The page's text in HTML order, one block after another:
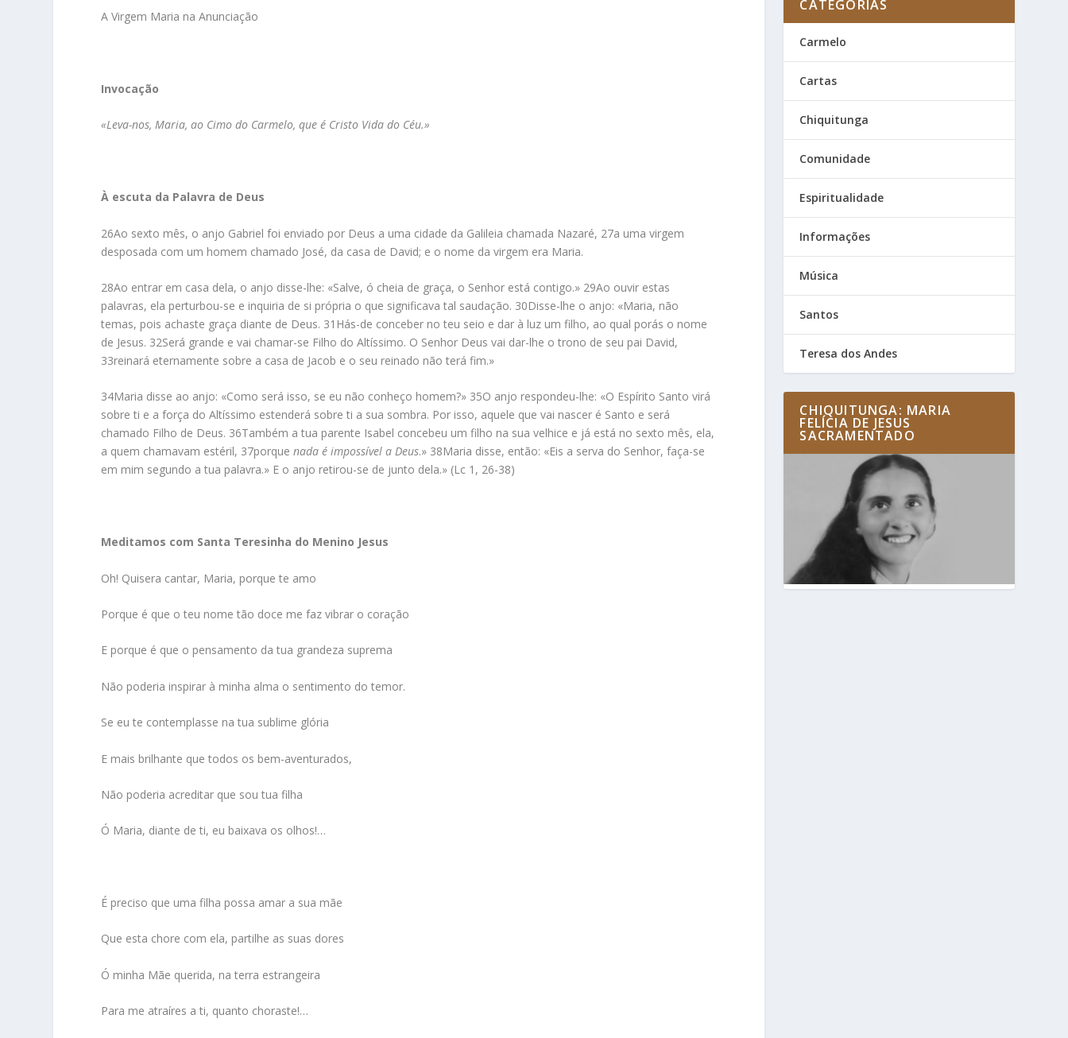
A Virgem Maria na Anunciação
Invocação
«Leva-nos, Maria, ao Cimo do Carmelo, que é Cristo Vida do Céu.»
À escuta da Palavra de Deus
26Ao sexto mês, o anjo Gabriel foi enviado por Deus a uma cidade da Galileia chamada Nazaré, 27a uma virgem
desposada com um homem chamado José, da casa de David; e o nome da virgem era Maria.
28Ao entrar em casa dela, o anjo disse-lhe: «Salve, ó cheia de graça, o Senhor está contigo.» 29Ao ouvir estas
palavras, ela perturbou-se e inquiria de si própria o que significava tal saudação. 30Disse-lhe o anjo: «Maria, não
temas, pois achaste graça diante de Deus. 31 Hás-de conceber no teu seio e dar à luz um filho, ao qual porás o nome
de Jesus. 32Será grande e vai chamar-se Filho do Altíssimo. O Senhor Deus vai dar-lhe o trono de seu pai David,
33reinará eternamente sobre a casa de Jacob e o seu reinado não terá fim.»
34Maria disse ao anjo: «Como será isso, se eu não conheço homem?» 35O anjo respondeu-lhe: «O Espírito Santo virá
sobre ti e a força do Altíssimo estenderá sobre ti a sua sombra. Por isso, aquele que vai nascer é Santo e será
chamado Filho de Deus. 36Também a tua parente Isabel concebeu um filho na sua velhice e já está no sexto mês, ela,
a quem chamavam estéril, 37porquenada é impossível a Deus.» 38Maria disse, então: «Eis a serva do Senhor, faça-se
em mim segundo a tua palavra.» E o anjo retirou-se de junto dela.» (Lc 1, 26-38)
Meditamos com Santa Teresinha do Menino Jesus
Oh! Quisera cantar, Maria, porque te amo
Porque é que o teu nome tão doce me faz vibrar o coração
E porque é que o pensamento da tua grandeza suprema
Não poderia inspirar à minha alma o sentimento do temor.
Se eu te contemplasse na tua sublime glória
E mais brilhante que todos os bem-aventurados,
Não poderia acreditar que sou tua filha
Ó Maria, diante de ti, eu baixava os olhos!…
É preciso que uma filha possa amar a sua mãe
Que esta chore com ela, partilhe as suas dores
Ó minha Mãe querida, na terra estrangeira
Para me atraíres a ti, quanto choraste!…
CATEGORIAS
Carmelo
Cartas
Chiquitunga
Comunidade
Espiritualidade
Informações
Música
Santos
Teresa dos Andes
CHIQUITUNGA: MARIA
FELÍCIA DE JESUS
SACRAMENTADO